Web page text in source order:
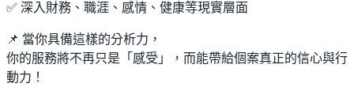
✅ 深入財務、職涯、感情、健康等現實層面
📌 當你具備這樣的分析力，
你的服務將不再只是「感受」，而能帶給個案真正的信心與行
動力！